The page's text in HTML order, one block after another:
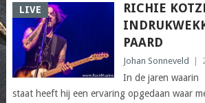
LIVE
RICHIE
PAARD
Johan Sonneveld
In de jaren waarin
staat heeft hij een ervaring opgedaan waar